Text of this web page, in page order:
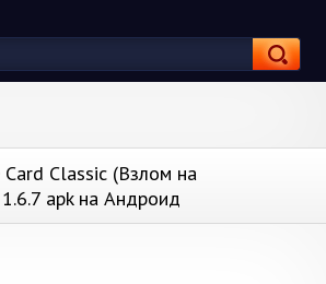
Card Classic (Взлом на
apk на Андроид